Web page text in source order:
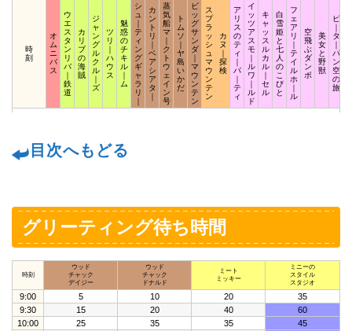
時
刻
オ
ム
ニ
バ
ス
ウ
エ
ス
タ
ン
リ
バ
｜
鉄
道
カ
リ
ブ
の
海
賊
ジ
ャ
ン
グ
ル
ク
ル
｜
ズ
ツ
リ
｜
ハ
ウ
ス
魅
惑
の
チ
キ
ル
｜
ム
シ
ュ
｜
テ
ィ
ン
グ
ギ
ャ
ラ
リ
｜
カ
ン
ト
リ
｜
ベ
ア
シ
ア
タ
｜
蒸
気
船
マ
｜
ク
ト
ウ
ェ
イ
ン
号
ト
ム
ソ
｜
ヤ
島
い
か
だ
ビ
ッ
グ
サ
ン
ダ
｜
マ
ウ
ン
テ
ン
ス
プ
ラ
ッ
シ
ュ
マ
ウ
ン
テ
ン
カ
ヌ
｜
探
検
ア
リ
ス
の
テ
ィ
｜
パ
｜
テ
ィ
イ
ッ
ツ
ア
ス
モ
｜
ル
ワ
｜
ル
ド
キ
ャ
ッ
ス
ル
カ
ル
｜
セ
ル
白
雪
姫
と
七
人
の
こ
び
と
フ
ェ
ア
リ
｜
テ
イ
ル
ホ
｜
ル
空
飛
ぶ
ダ
ン
ボ
美
女
と
野
獣
ピ
｜
タ
｜
パ
ン
空
の
旅
目次へもどる
グリーティング待ち時間
時刻
ウッド
チャック
デイジー
ウッド
チャック
ドナルド
ミート
ミッキー
ミニーの
スタイル
スタジオ
9:00 5 10 20
35
9:30
15 20 40
60
10:00
25 35 35
45